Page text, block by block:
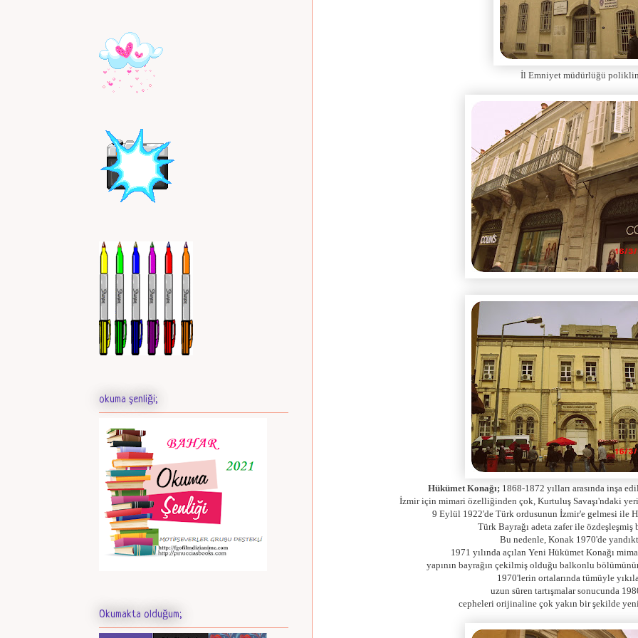
İl Emniyet müdürlüğü
Hükümet Konağı; 1868-1872 yılları arasında inşa
İzmir için mimari özelliğinden çok, Kurtuluş Savaşı'ndaki
9 Eylül 1922'de Türk ordusunun İzmir'e gelmesi ile
Türk Bayrağı adeta zafer ile özdeşleşmiş
Bu nedenle, Konak 1970'de
1971 yılında açılan Yeni Hükümet Konağı
yapının bayrağın çekilmiş olduğu balkonlu
1970'lerin ortalarında tümüyle
uzun süren tartışmalar sonucunda
cepheleri orijinaline çok yakın bir şekilde
okuma şenliği;
Okumakta olduğum;